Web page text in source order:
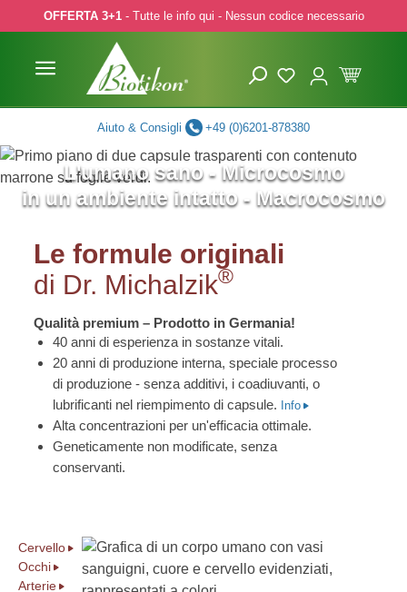
to main content
Skip to search
Skip to main navigation
OFFERTA 3+1- Tutte le info qui - Nessun codice necessario
Aiuto & Consigli +49 (0)6201-878380
L'umano sano - Microcosmo
in un ambiente intatto - Macrocosmo
Le formule originali
di Dr. Michalzik®
Qualità premium – Prodotto in Germania!
40 anni di esperienza in sostanze vitali.
20 anni di produzione interna, speciale processo
di produzione - senza additivi, i coadiuvanti, o
lubrificanti nel riempimento di capsule. Info
Alta concentrazioni per un'efficacia ottimale.
Geneticamente non modificate, senza
conservanti.
Cervello
Occhi
Arterie